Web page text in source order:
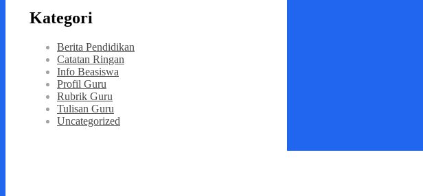
Kategori
Berita Pendidikan
Catatan Ringan
Info Beasiswa
Profil Guru
Rubrik Guru
Tulisan Guru
Uncategorized